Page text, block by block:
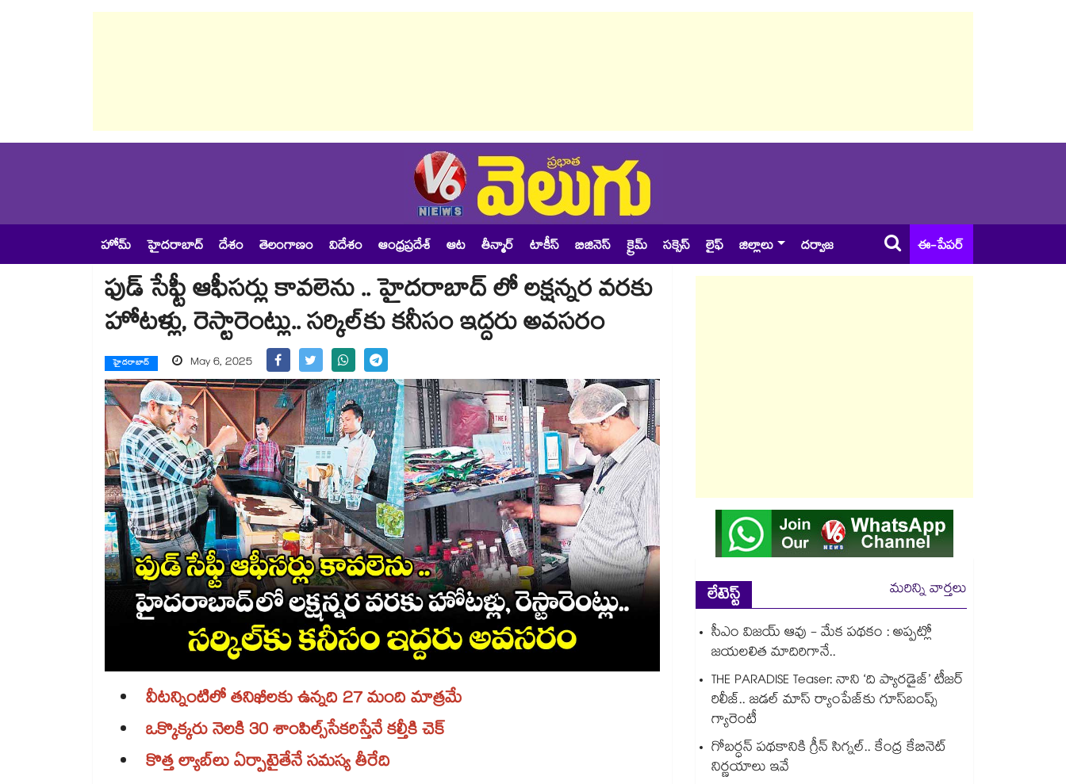
హోమ్ హైదరాబాద్ దేశం తెలంగాణం విదేశం ఆంధ్రప్రదేశ్ ఆట తీన్మార్ టాకీస్ బిజినెస్ క్రైమ్ సక్సెస్ లైఫ్ జిల్లాలు దర్వాజ ఈ-పేపర్
ఫుడ్ సేఫ్టీ ఆఫీసర్లు కావలెను .. హైదరాబాద్ లో లక్షన్నర వరకు
హోటళ్లు, రెస్టారెంట్లు.. సర్కిల్​కు కనీసం ఇద్దరు అవసరం
హైదరాబాద్ May 6, 2025
వీటన్నింటిలో తనిఖీలకు ఉన్నది 27 మంది మాత్రమే
ఒక్కొక్కరు నెలకి 30 శాంపిల్స్​సేకరిస్తేనే కల్తీకి చెక్​
కొత్త ల్యాబ్​లు ఏర్పాటైతేనే సమస్య తీరేది
లేటెస్ట్
మరిన్ని వార్తలు
సీఎం విజయ్ ఆవు - మేక పథకం : అప్పట్లో
జయలలిత మాదిరిగానే..
THE PARADISE Teaser: నాని ‘ది ప్యారడైజ్‌‌’ టీజర్
రిలీజ్.. జడల్ మాస్ ర్యాంపేజ్‌కు గూస్‌బంప్స్
గ్యారెంటీ
గోబర్ధన్ పథకానికి గ్రీన్ సిగ్నల్.. కేంద్ర కేబినెట్
నిర్ణయాలు ఇవే